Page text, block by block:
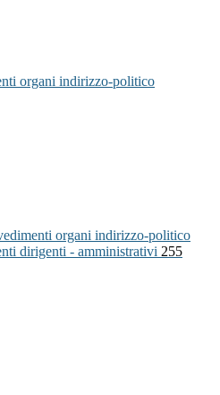
organi indirizzo-politico
organi indirizzo-politico
dirigenti - amministrativi 255